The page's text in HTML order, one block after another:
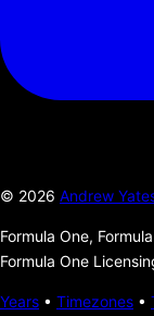
© 2026 Andrew
Formula One,
Formula One
Years • Timezones •